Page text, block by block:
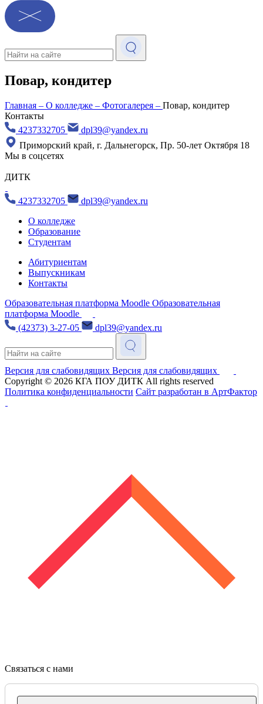
Повар, кондитер
Главная – О колледже – Фотогалерея – Повар, кондитер
Контакты
4237332705
dpl39@yandex.ru
Приморский край, г. Дальнегорск, Пр. 50-лет Октября 18
Мы в соцсетях
ДИТК
4237332705
dpl39@yandex.ru
О колледже
Образование
Студентам
Абитуриентам
Выпускникам
Контакты
Образовательная платформа Moodle Образовательная
платформа Moodle
(42373) 3-27-05
dpl39@yandex.ru
Версия для слабовидящих Версия для слабовидящих
Copyright © 2026 КГА ПОУ ДИТК All rights reserved
Политика конфиденциальности Сайт разработан в АртФактор
Связаться с нами